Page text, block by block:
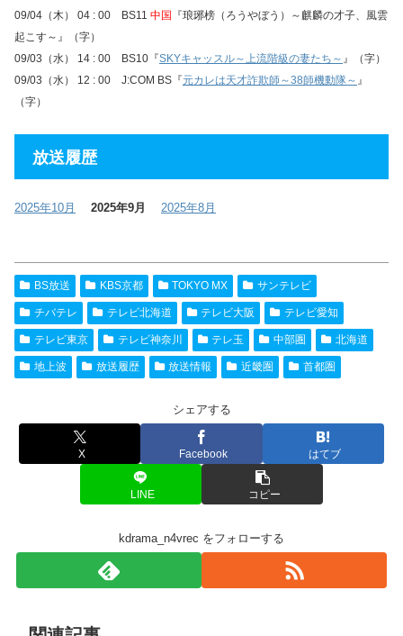
09/04（木） 04 : 00 BS11 中国
『琅琊榜（ろうやぼう）～麒麟の才子、風雲
起こす～』（字）
09/03（水） 14 : 00 BS10『SKYキャッスル～上流階級の妻たち～ 』（字）
09/03（水） 12 : 00 J:COM BS『元カレは天才詐欺師～38師機動隊～ 』
（字）
放送履歴
2025年10月 2025年9月 2025年8月
BS放送 KBS京都 TOKYO MX サンテレビ
チバテレ テレビ北海道 テレビ大阪 テレビ愛知
テレビ東京 テレビ神奈川 テレ玉 中部圏 北海道
地上波 放送履歴 放送情報 近畿圏 首都圏
シェアする
X Facebook はてブ
LINE コピー
kdrama_n4vrec をフォローする